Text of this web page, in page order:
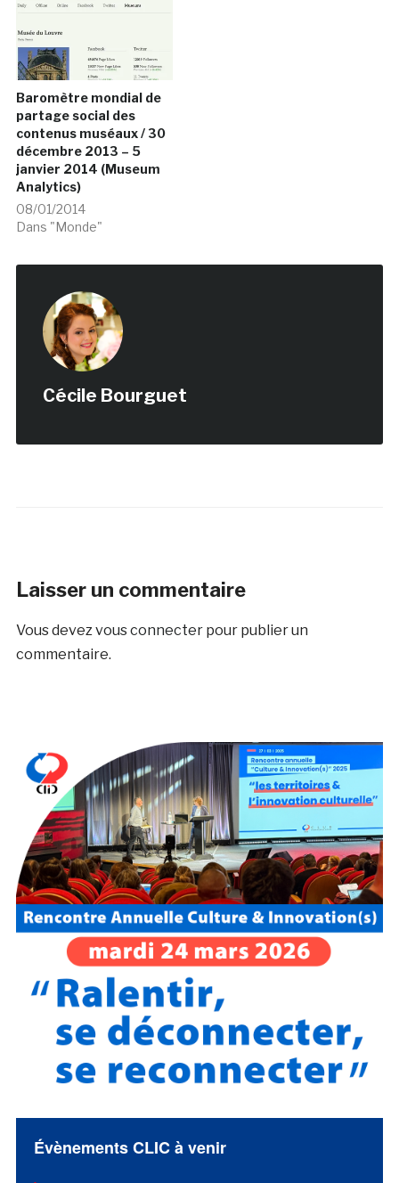
Baromètre mondial de
partage social des
contenus muséaux / 30
décembre 2013 – 5
janvier 2014 (Museum
Analytics)
08/01/2014
Dans "Monde"
Cécile Bourguet
Laisser un commentaire
Vous devez vous connecterpour publier un
commentaire.
Évènements CLIC à venir